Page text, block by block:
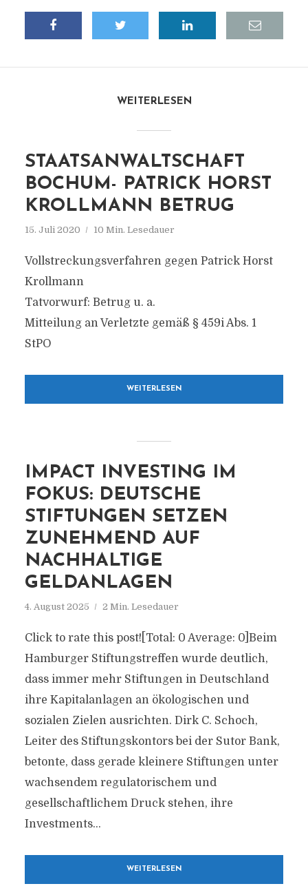
WEITERLESEN
STAATSANWALTSCHAFT
BOCHUM- PATRICK HORST
KROLLMANN BETRUG
15. Juli 2020 10 Min. Lesedauer
Vollstreckungsverfahren gegen Patrick Horst
Krollmann
Tatvorwurf: Betrug u. a.
Mitteilung an Verletzte gemäß § 459i Abs. 1
StPO
WEITERLESEN
IMPACT INVESTING IM
FOKUS: DEUTSCHE
STIFTUNGEN SETZEN
ZUNEHMEND AUF
NACHHALTIGE
GELDANLAGEN
4. August 2025 2 Min. Lesedauer
Click to rate this post![Total: 0 Average: 0]Beim
Hamburger Stiftungstreffen wurde deutlich,
dass immer mehr Stiftungen in Deutschland
ihre Kapitalanlagen an ökologischen und
sozialen Zielen ausrichten. Dirk C. Schoch,
Leiter des Stiftungskontors bei der Sutor Bank,
betonte, dass gerade kleinere Stiftungen unter
wachsendem regulatorischem und
gesellschaftlichem Druck stehen, ihre
Investments...
WEITERLESEN